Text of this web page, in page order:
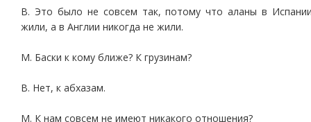
В. Это было не совсем так, потому что аланы в
жили, а в Англии никогда не жили.
М. Баски к кому ближе? К грузинам?
В. Нет, к абхазам.
М. К нам совсем не имеют никакого отношения?